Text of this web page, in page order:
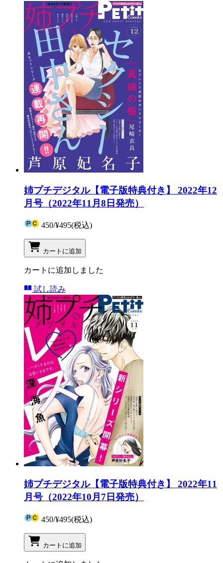
姉プチデジタル【電子版特典付き】 2022年12
月号（2022年11月8日発売）
450/¥495(税込)
カートに追加
カートに追加しました
試し読み
姉プチデジタル【電子版特典付き】 2022年11
月号（2022年10月7日発売）
450/¥495(税込)
カートに追加